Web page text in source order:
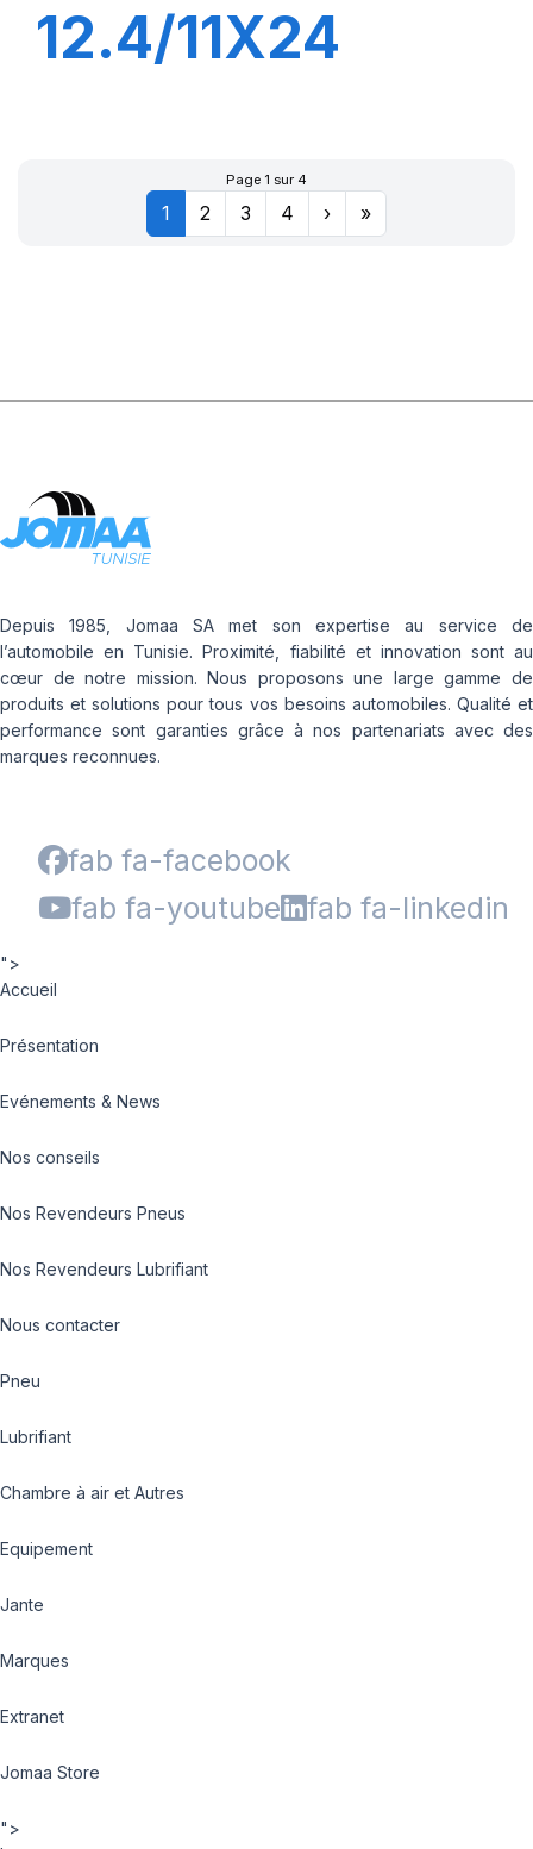
12.4/11X24
Page 1 sur 4
1 2 3 4 › »
Depuis 1985, Jomaa SA met son expertise au service de
l’automobile en Tunisie. Proximité, fiabilité et innovation sont au
cœur de notre mission. Nous proposons une large gamme de
produits et solutions pour tous vos besoins automobiles. Qualité et
performance sont garanties grâce à nos partenariats avec des
marques reconnues.
fab fa-facebook
fab fa-youtube
fab fa-linkedin
">
Accueil
Présentation
Evénements & News
Nos conseils
Nos Revendeurs Pneus
Nos Revendeurs Lubrifiant
Nous contacter
Pneu
Lubrifiant
Chambre à air et Autres
Equipement
Jante
Marques
Extranet
Jomaa Store
">